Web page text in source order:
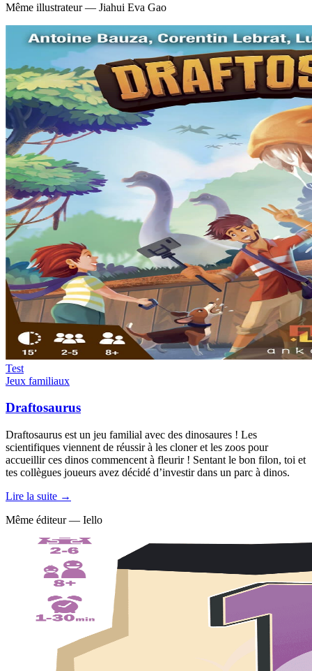
Même illustrateur — Jiahui Eva Gao
Test
Jeux familiaux
Draftosaurus
Draftosaurus est un jeu familial avec des dinosaures ! Les
scientifiques viennent de réussir à les cloner et les zoos pour
accueillir ces dinos commencent à fleurir ! Sentant le bon filon, toi et
tes collègues joueurs avez décidé d’investir dans un parc à dinos.
Lire la suite →
Même éditeur — Iello